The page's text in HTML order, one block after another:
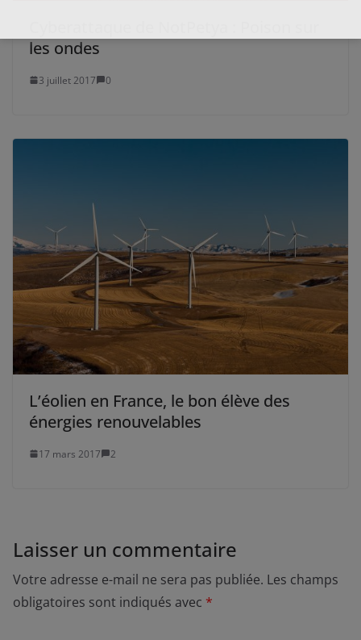
les ondes
3 juillet 2017 0
L’éolien en France, le bon élève des
énergies renouvelables
17 mars 2017 2
Laisser un commentaire
Votre adresse e-mail ne sera pas publiée. Les champs
obligatoires sont indiqués avec *